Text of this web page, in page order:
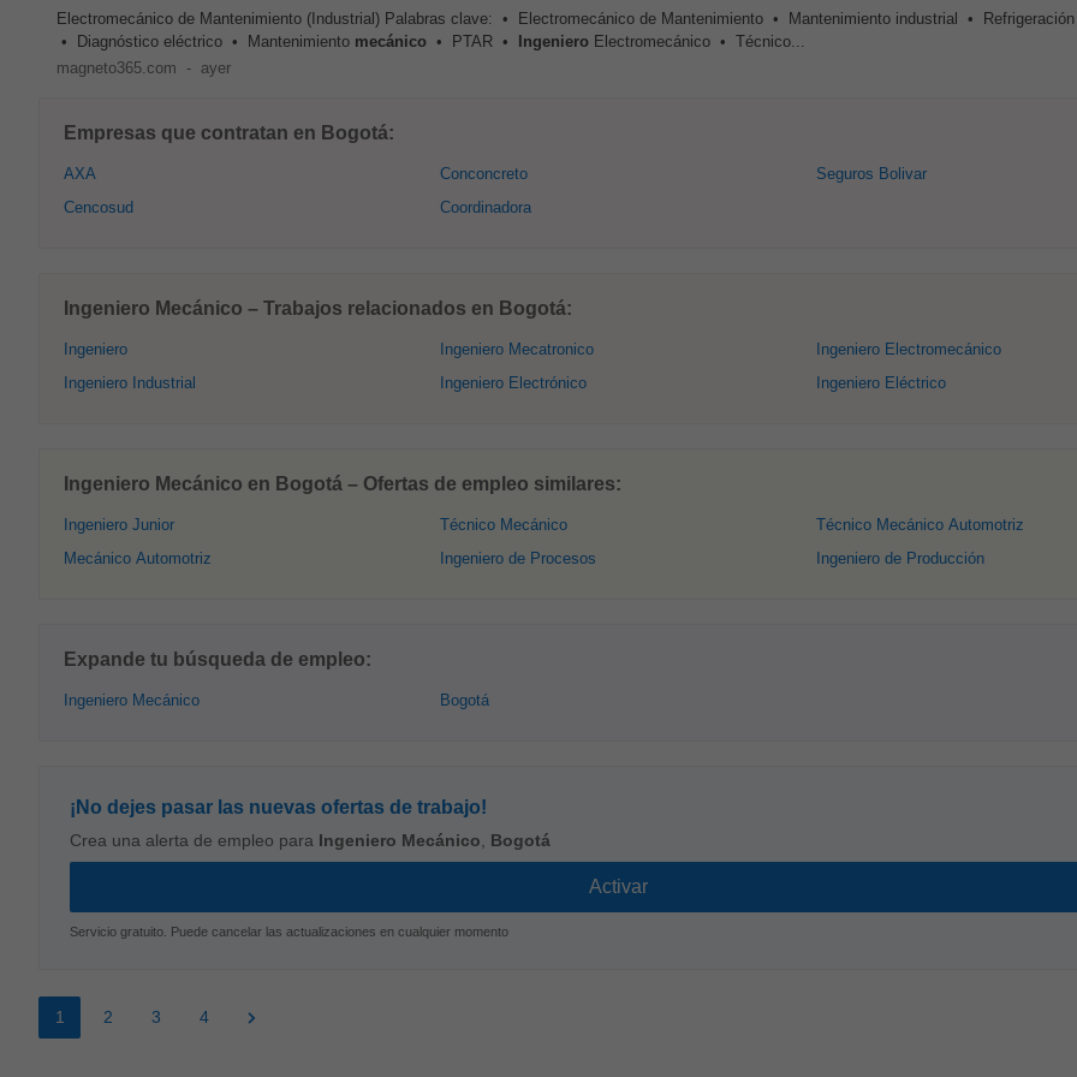
Electromecánico de Mantenimiento (Industrial) Palabras clave: • Electromecánico de Mantenimiento • Mantenimiento industrial • Refrigeración
• Diagnóstico eléctrico • Mantenimiento mecánico • PTAR • Ingeniero Electromecánico • Técnico...
magneto365.com - ayer
Empresas que contratan en Bogotá:
AXA
Cencosud
Conconcreto
Coordinadora
Seguros Bolivar
Ingeniero Mecánico – Trabajos relacionados en Bogotá:
Ingeniero
Ingeniero Industrial
Ingeniero Mecatronico
Ingeniero Electrónico
Ingeniero Electromecánico
Ingeniero Eléctrico
Ingeniero Mecánico en Bogotá – Ofertas de empleo similares:
Ingeniero Junior
Mecánico Automotriz
Técnico Mecánico
Ingeniero de Procesos
Técnico Mecánico Automotriz
Ingeniero de Producción
Expande tu búsqueda de empleo:
Ingeniero Mecánico Bogotá
¡No dejes pasar las nuevas ofertas de trabajo!
Crea una alerta de empleo para Ingeniero Mecánico Bogotá
Servicio gratuito. Puede cancelar las actualizaciones en cualquier momento
1 2 3 4